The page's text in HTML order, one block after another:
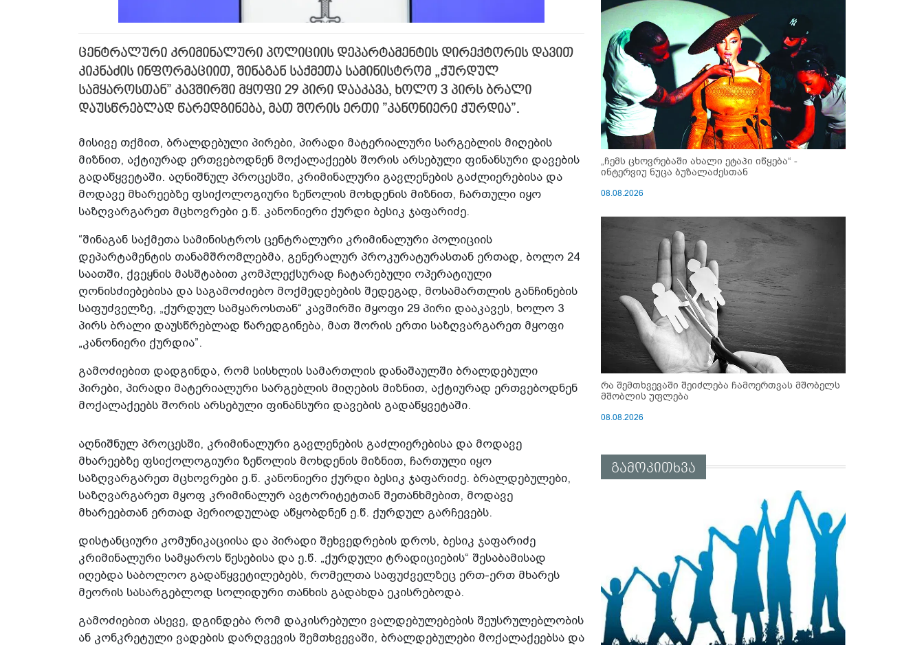
ცენტრალური კრიმინალური პოლიციის დეპარტამენტის დირექტორის დავით
კიკნაძის ინფორმაციით, შინაგან საქმეთა სამინისტრომ „ქურდულ
სამყაროსთან” კავშირში მყოფი 29 პირი დააკავა, ხოლო 3 პირს ბრალი
დაუსწრებლად წარედგინება, მათ შორის ერთი ”კანონიერი ქურდია”.
მისივე თქმით, ბრალდებული პირები, პირადი მატერიალური სარგებლის მიღების
მიზნით, აქტიურად ერთვებოდნენ მოქალაქეებს შორის არსებული ფინანსური დავების
გადაწყვეტაში. აღნიშნულ პროცესში, კრიმინალური გავლენების გაძლიერებისა და
მოდავე მხარეებზე ფსიქოლოგიური ზეწოლის მოხდენის მიზნით, ჩართული იყო
საზღვარგარეთ მცხოვრები ე.წ. კანონიერი ქურდი ბესიკ ჯაფარიძე.
“შინაგან საქმეთა სამინისტროს ცენტრალური კრიმინალური პოლიციის
დეპარტამენტის თანამშრომლებმა, გენერალურ პროკურატურასთან ერთად, ბოლო 24
საათში, ქვეყნის მასშტაბით კომპლექსურად ჩატარებული ოპერატიული
ღონისძიებებისა და საგამოძიებო მოქმედებების შედეგად, მოსამართლის განჩინების
საფუძველზე, „ქურდულ სამყაროსთან“ კავშირში მყოფი 29 პირი დააკავეს, ხოლო 3
პირს ბრალი დაუსწრებლად წარედგინება, მათ შორის ერთი საზღვარგარეთ მყოფი
„კანონიერი ქურდია”.
გამოძიებით დადგინდა, რომ სისხლის სამართლის დანაშაულში ბრალდებული
პირები, პირადი მატერიალური სარგებლის მიღების მიზნით, აქტიურად ერთვებოდნენ
მოქალაქეებს შორის არსებული ფინანსური დავების გადაწყვეტაში.
აღნიშნულ პროცესში, კრიმინალური გავლენების გაძლიერებისა და მოდავე
მხარეებზე ფსიქოლოგიური ზეწოლის მოხდენის მიზნით, ჩართული იყო
საზღვარგარეთ მცხოვრები ე.წ. კანონიერი ქურდი ბესიკ ჯაფარიძე. ბრალდებულები,
საზღვარგარეთ მყოფ კრიმინალურ ავტორიტეტთან შეთანხმებით, მოდავე
მხარეებთან ერთად პერიოდულად აწყობდნენ ე.წ. ქურდულ გარჩევებს.
დისტანციური კომუნიკაციისა და პირადი შეხვედრების დროს, ბესიკ ჯაფარიძე
კრიმინალური სამყაროს წესებისა და ე.წ. „ქურდული ტრადიციების“ შესაბამისად
იღებდა საბოლოო გადაწყვეტილებებს, რომელთა საფუძველზეც ერთ-ერთ მხარეს
მეორის სასარგებლოდ სოლიდური თანხის გადახდა ეკისრებოდა.
გამოძიებით ასევე, დგინდება რომ დაკისრებული ვალდებულებების შეუსრულებლობის
ან კონკრეტული ვადების დარღვევის შემთხვევაში, ბრალდებულები მოქალაქეებსა და
„ჩემს ცხოვრებაში ახალი ეტაპი იწყება“ -
ინტერვიუ ნუცა ბუზალაძესთან
08.08.2026
რა შემთხვევაში შეიძლება ჩამოერთვას მშობელს
მშობლის უფლება
08.08.2026
გამოკითხვა